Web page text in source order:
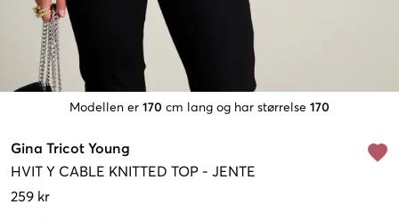
Modellen er 170 cm lang og har størrelse 170
Gina Tricot Young
HVIT Y CABLE KNITTED TOP - JENTE
259 kr